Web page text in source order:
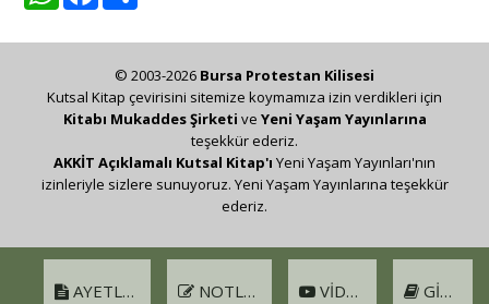
AYETLER NOTLAR VIDEO GIRIŞ
© 2003-2026 Bursa Protestan Kilisesi
Kutsal Kitap çevirisini sitemize koymamıza izin verdikleri için
Kitabı Mukaddes Şirketi ve Yeni Yaşam Yayınlarına
teşekkür ederiz.
AKKİT Açıklamalı Kutsal Kitap'ı Yeni Yaşam Yayınları'nın
izinleriyle sizlere sunuyoruz. Yeni Yaşam Yayınlarına teşekkür
ederiz.